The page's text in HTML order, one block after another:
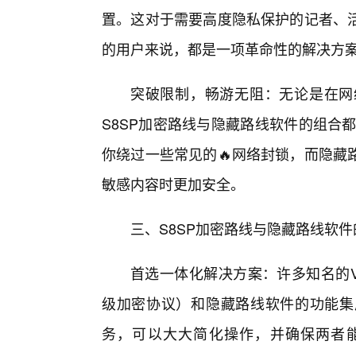
置。这对于需要高度隐私保护的记者
的用户来说，都是一项革命性的解决方
突破限制，畅游无阻：无论是在
S8SP加密路线与隐藏路线软件的组合
你绕过一些常见的🔥网络封锁，而隐
敏感内容时更加安全。
三、S8SP加密路线与隐藏路线软
首选一体化解决方案：许多知名
级加密协议）和隐藏路线软件的功能
务，可以大大简化操作，并确保两者